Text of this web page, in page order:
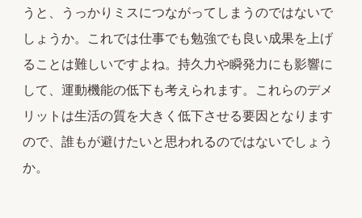
うと、うっかりミスにつながってしまうのではないで
しょうか。これでは仕事でも勉強でも良い成果を上げ
ることは難しいですよね。持久力や瞬発力にも影響に
して、運動機能の低下も考えられます。これらのデメ
リットは生活の質を大きく低下させる要因となります
ので、誰もが避けたいと思われるのではないでしょう
か。